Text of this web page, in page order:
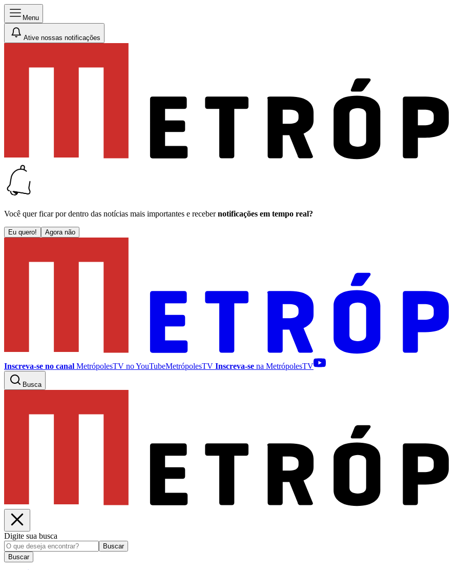
Menu
Ative nossas notificações
Você quer ficar por dentro das notícias mais importantes e receber notificações em tempo real?
Eu quero! Agora não
Inscreva-se no canal MetrópolesTV noYouTubeMetrópolesTV Inscreva-se na MetrópolesTV
Busca
Digite sua busca
Buscar
Buscar